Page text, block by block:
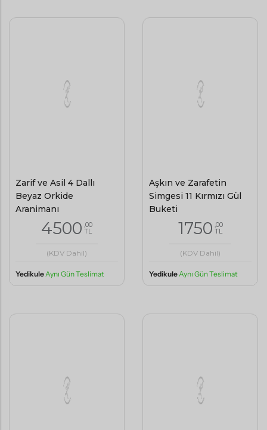
Aranjmanı
4500
(KDV Dahil)
Aynı Gün Teslimat
Buketi
(KDV Dahil)
Aynı Gün Teslimat